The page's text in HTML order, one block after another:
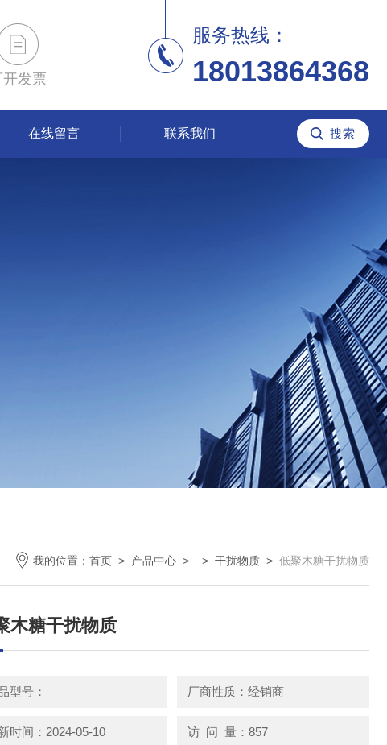
开发票
服务热线：
18013864368
在线留言 联系我们
我的位置： 首页 > 产品中心 > > 干扰物质 > 低聚木糖干扰物质
木糖干扰物质
型号： 厂商性质：经销商
时间：2024-05-10 访 问 量：857